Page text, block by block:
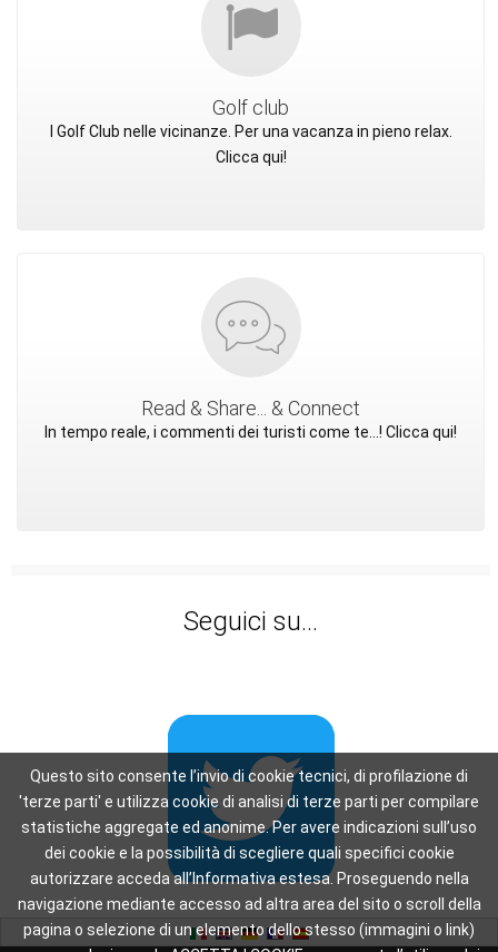
Golf club
I Golf Club nelle vicinanze. Per una vacanza in pieno relax.
Clicca qui!
Read & Share... & Connect
In tempo reale, i commenti dei turisti come te...! Clicca qui!
Seguici su...
Questo sito consente l’invio di cookie tecnici, di profilazione di
'terze parti' e utilizza cookie di analisi di terze parti per compilare
statistiche aggregate ed anonime. Per avere indicazioni sull’uso
dei cookie e la possibilità di scegliere quali specifici cookie
autorizzare acceda all’Informativa estesa. Proseguendo nella
navigazione mediante accesso ad altra area del sito o scroll della
pagina o selezione di un elemento dello stesso (immagini o link)